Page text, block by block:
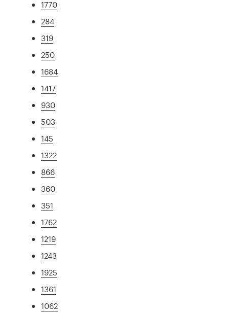
1770
284
319
250
1684
1417
930
503
145
1322
866
360
351
1762
1219
1243
1925
1361
1062